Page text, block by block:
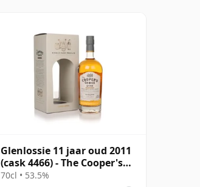
Glenlossie 11 jaar oud 2011
(cask 4466) - The Cooper's
Choice
70cl • 53.5%